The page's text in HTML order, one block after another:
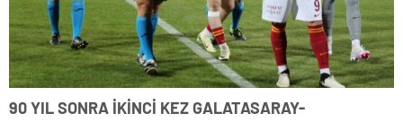
90 YIL SONRA İKİNCİ KEZ GALATASARAY-